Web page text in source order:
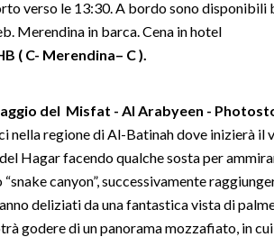
verso le 13:30. A bordo sono
Merendina in barca. Cena in hotel
( C- Merendina– C ).
del Misfat - Al Arabyeen -
nella regione di Al-Batinah dove inizierà il
Hagar facendo qualche sosta per
“snake canyon”, successivamente
deliziati da una fantastica vista di
godere di un panorama mozzafiato, in